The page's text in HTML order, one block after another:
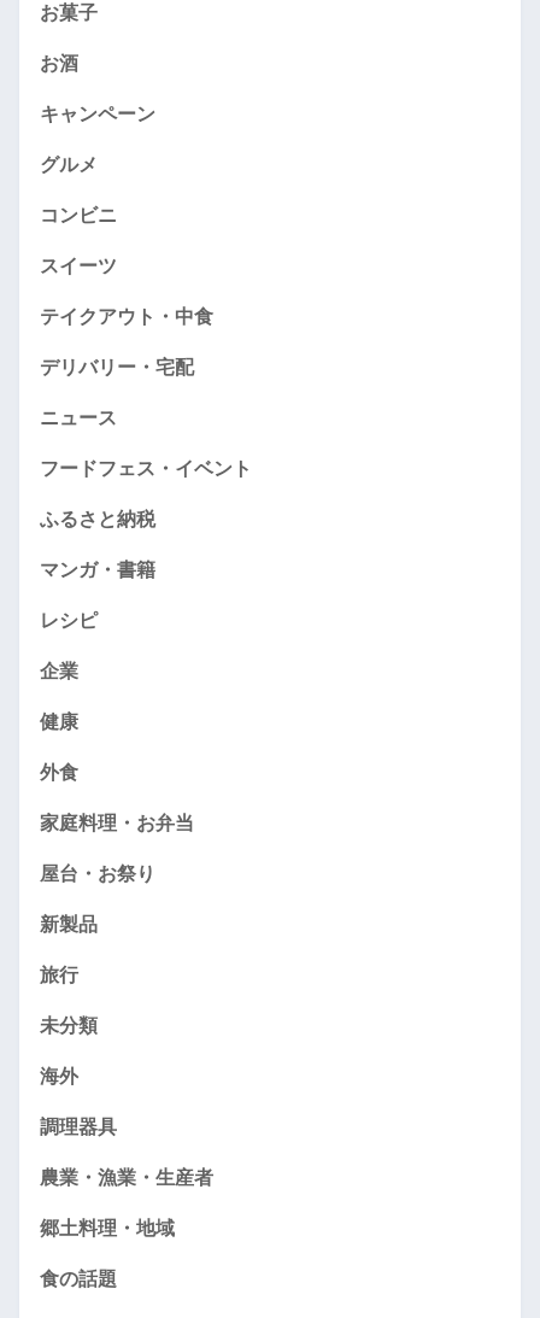
お菓子
お酒
キャンペーン
グルメ
コンビニ
スイーツ
テイクアウト・中食
デリバリー・宅配
ニュース
フードフェス・イベント
ふるさと納税
マンガ・書籍
レシピ
企業
健康
外食
家庭料理・お弁当
屋台・お祭り
新製品
旅行
未分類
海外
調理器具
農業・漁業・生産者
郷土料理・地域
食の話題